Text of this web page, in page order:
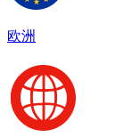
欧洲